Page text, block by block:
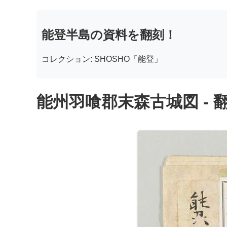
能登半島の資料を翻刻！
コレクション: SHOSHO「能登」
能州羽喰郡末森古城図 -